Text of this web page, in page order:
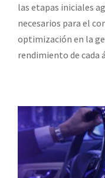
las etapas iniciales
necesarios para el
optimización en la
rendimiento de cada